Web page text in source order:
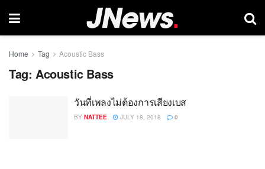
Home Tag Acoustic Bass
Tag: Acoustic Bass
วันที่เพลงไม่ต้องการเสียงเบส
BY NATTEE JULY 18, 2018 0